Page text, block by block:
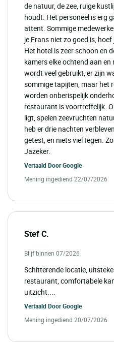
de natuur, de zee, ruige
houdt. Het personeel is erg
attent. Sommige
je Frans niet zo goed is,
Het hotel is zeer schoon en
kamers elke ochtend aan
wordt veel gebruikt, er zijn
sommige tapijten, maar het
worden onberispelijk
restaurant is voortreffelijk.
ligt, spelen zeevruchten
heb er drie nachten
getest, en niets viel tegen.
Jazeker.
Vertaald DoorGoogle
Mening ingediend 22/07/2026
Stef C.
Blijf binnen 07/2026
Schitterende locatie,
restaurant, comfortabele
uitzicht....
Vertaald DoorGoogle
Mening ingediend 20/07/2026